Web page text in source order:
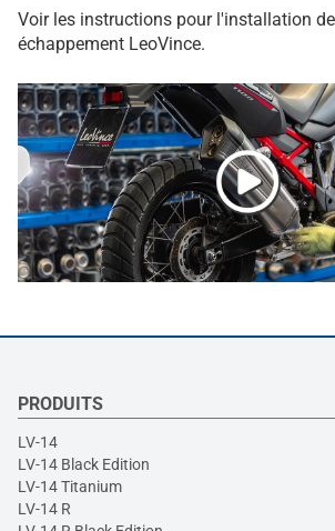
Voir les instructions pour l'installation
échappement LeoVince.
PRODUITS
LV-14
LV-14 Black Edition
LV-14 Titanium
LV-14 R